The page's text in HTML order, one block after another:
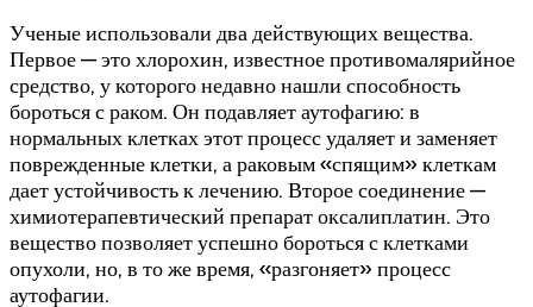
Ученые использовали два действующих вещества.
Первое — это хлорохин, известное противомалярийное
средство, у которого недавно нашли способность
бороться с раком. Он подавляет аутофагию: в
нормальных клетках этот процесс удаляет и заменяет
поврежденные клетки, а раковым «спящим» клеткам
дает устойчивость к лечению. Второе соединение —
химиотерапевтический препарат оксалиплатин. Это
вещество позволяет успешно бороться с клетками
опухоли, но, в то же время, «разгоняет» процесс
аутофагии.